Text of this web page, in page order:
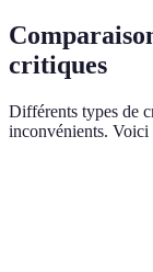
critiques
Différents types de
inconvénients. Voici